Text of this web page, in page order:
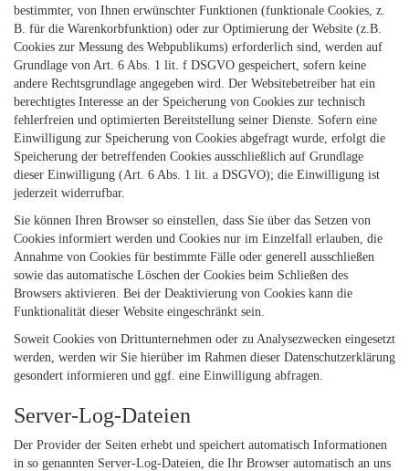
bestimmter, von Ihnen erwünschter Funktionen (funktionale Cookies, z.
B. für die Warenkorbfunktion) oder zur Optimierung der Website (z.B.
Cookies zur Messung des Webpublikums) erforderlich sind, werden auf
Grundlage von Art. 6 Abs. 1 lit. f DSGVO gespeichert, sofern keine
andere Rechtsgrundlage angegeben wird. Der Websitebetreiber hat ein
berechtigtes Interesse an der Speicherung von Cookies zur technisch
fehlerfreien und optimierten Bereitstellung seiner Dienste. Sofern eine
Einwilligung zur Speicherung von Cookies abgefragt wurde, erfolgt die
Speicherung der betreffenden Cookies ausschließlich auf Grundlage
dieser Einwilligung (Art. 6 Abs. 1 lit. a DSGVO); die Einwilligung ist
jederzeit widerrufbar.
Sie können Ihren Browser so einstellen, dass Sie über das Setzen von
Cookies informiert werden und Cookies nur im Einzelfall erlauben, die
Annahme von Cookies für bestimmte Fälle oder generell ausschließen
sowie das automatische Löschen der Cookies beim Schließen des
Browsers aktivieren. Bei der Deaktivierung von Cookies kann die
Funktionalität dieser Website eingeschränkt sein.
Soweit Cookies von Drittunternehmen oder zu Analysezwecken eingesetzt
werden, werden wir Sie hierüber im Rahmen dieser Datenschutzerklärung
gesondert informieren und ggf. eine Einwilligung abfragen.
Server-Log-Dateien
Der Provider der Seiten erhebt und speichert automatisch Informationen
in so genannten Server-Log-Dateien, die Ihr Browser automatisch an uns